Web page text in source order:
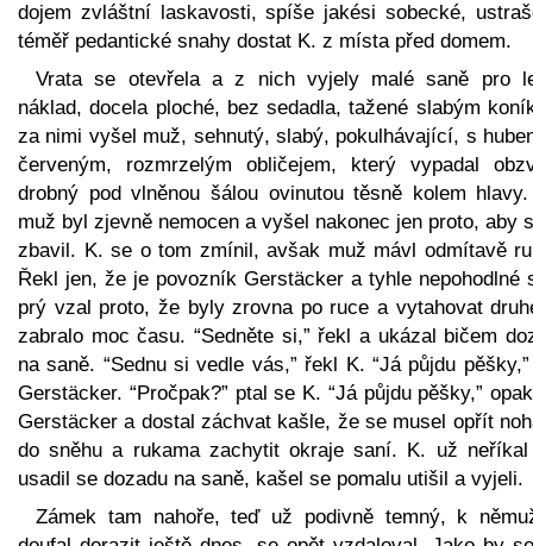
dojem zvláštní laskavosti, spíše jakési sobecké,
téměř pedantické snahy dostat K. z místa před domem.
Vrata se otevřela a z nich vyjely malé saně pro
náklad, docela ploché, bez sedadla, tažené slabým
za nimi vyšel muž, sehnutý, slabý, pokulhávající, s
červeným, rozmrzelým obličejem, který vypadal
drobný pod vlněnou šálou ovinutou těsně kolem hlavy.
muž byl zjevně nemocen a vyšel nakonec jen proto, aby
zbavil. K. se o tom zmínil, avšak muž mávl odmítavě
Řekl jen, že je povozník Gerstäcker a tyhle nepohodlné
prý vzal proto, že byly zrovna po ruce a vytahovat
zabralo moc času. “Sedněte si,” řekl a ukázal bičem
na saně. “Sednu si vedle vás,” řekl K. “Já půjdu
Gerstäcker. “Pročpak?” ptal se K. “Já půjdu pěšky,”
Gerstäcker a dostal záchvat kašle, že se musel opřít
do sněhu a rukama zachytit okraje saní. K. už
usadil se dozadu na saně, kašel se pomalu utišil a vyjeli.
Zámek tam nahoře, teď už podivně temný, k